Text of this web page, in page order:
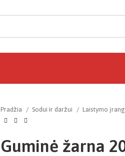
Pradžia
Sodui ir daržui Laistymo
Guminė žarna